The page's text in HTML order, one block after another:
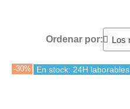
Ordenar por:
-30% En stock: 24H laborables